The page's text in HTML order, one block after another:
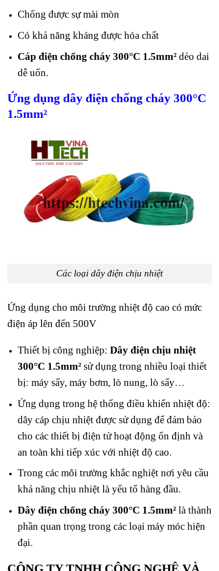
Chống được sự mài mòn
Có khả năng kháng được hóa chất
Cáp điện chống cháy 300°C 1.5mm² dẻo dai
dễ uốn.
Ứng dụng dây điện chống cháy 300°C
1.5mm²
Các loại dây điện chịu nhiệt
Ứng dụng cho môi trường nhiệt độ cao có mức
điện áp lên đến 500V
Thiết bị công nghiệp: Dây điện chịu nhiệt
300°C 1.5mm² sử dụng trong nhiều loại thiết
bị: máy sấy, máy bơm, lò nung, lò sấy…
Ứng dụng trong hệ thống điều khiển nhiệt độ:
dây cáp chịu nhiệt được sử dụng để đảm bảo
cho các thiết bị điện tử hoạt động ổn định và
an toàn khi tiếp xúc với nhiệt độ cao.
Trong các môi trường khắc nghiệt nơi yêu cầu
khả năng chịu nhiệt là yếu tố hàng đầu.
Dây điện chống cháy 300°C 1.5mm²là thành
phần quan trọng trong các loại máy móc hiện
đại.
CÔNG TY TNHH CÔNG NGHỆ VÀ